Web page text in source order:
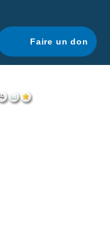
Faire un don